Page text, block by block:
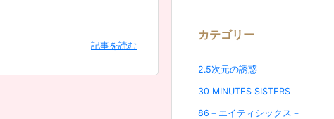
記事を読む
カテゴリー
2.5次元の誘惑
30 MINUTES SISTERS
86－エイティシックス－